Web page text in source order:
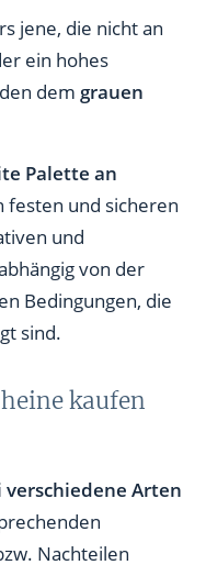
jene, die nicht an
ein hohes
dem grauen
Palette an
festen und sicheren
und
von der
Bedingungen, die
sind.
kaufen
verschiedene Arten
Nachteilen